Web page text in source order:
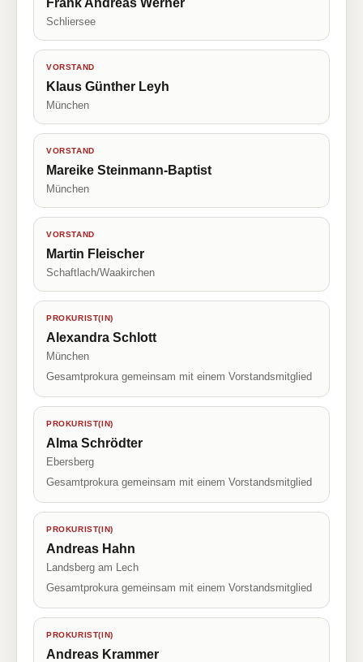
Frank Andreas Werner
Schliersee
VORSTAND
Klaus Günther Leyh
München
VORSTAND
Mareike Steinmann-Baptist
München
VORSTAND
Martin Fleischer
Schaftlach/Waakirchen
PROKURIST(IN)
Alexandra Schlott
München
Gesamtprokura gemeinsam mit einem Vorstandsmitglied
PROKURIST(IN)
Alma Schrödter
Ebersberg
Gesamtprokura gemeinsam mit einem Vorstandsmitglied
PROKURIST(IN)
Andreas Hahn
Landsberg am Lech
Gesamtprokura gemeinsam mit einem Vorstandsmitglied
PROKURIST(IN)
Andreas Krammer